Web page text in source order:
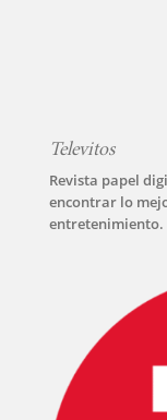
INICIO
Televitos
Revista papel
encontrar lo
entretenimiento.